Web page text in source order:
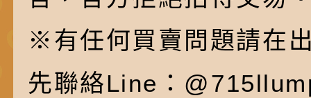
※有任何買賣問題請在
先聯絡Line：